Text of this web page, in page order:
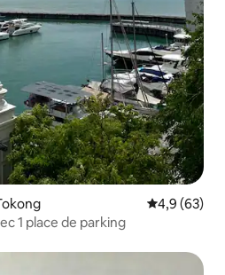
Note
4,9 (63)
1 place de parking